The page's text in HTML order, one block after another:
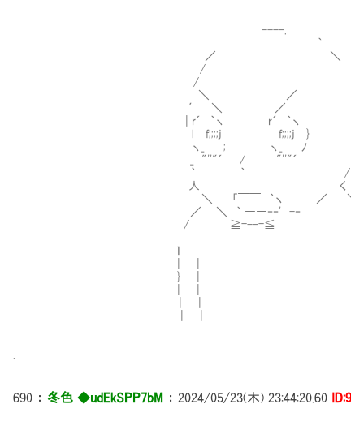
----.
｀
／ ＼
/
/
＼ ／ ！ やりま
′ ＼ ／ ！
| r´ ｀ヽ r´ ｀ヽ ！ ぜひ、この試練
l f;;;;j f;;;;j } |
ヽ_ ; ヽ_ ﾉ
_ "''"´ / "''"´
｀ ｀ /
人 く
＼ 「￣￣ ｀ヽ ／ ＼
／ ＼ ｀ ――‐‐' -‐
/ ≧=--=≦
ｌ
} | ‘
690 ： 冬色 ◆udEkSPP7bM ： 2024/05/23(木) 23:44:20.60